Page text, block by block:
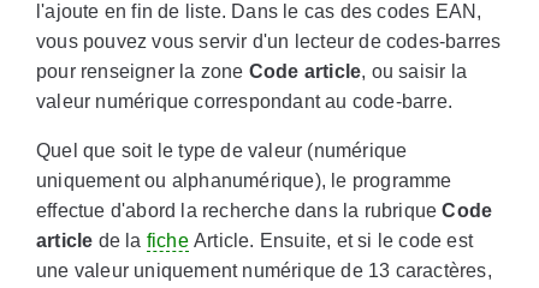
l'ajoute en fin de liste. Dans le cas des codes EAN,
vous pouvez vous servir d'un lecteur de codes-barres
pour renseigner la zone Code article, ou saisir la
valeur numérique correspondant au code-barre.
Quel que soit le type de valeur (numérique
uniquement ou alphanumérique), le programme
effectue d'abord la recherche dans la rubriqueCode
article de la ficheArticle. Ensuite, et si le code est
une valeur uniquement numérique de 13 caractères,